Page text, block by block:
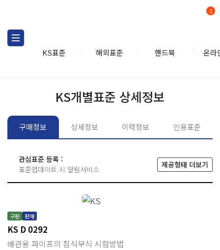
KS표준 해외표준 핸드북 온라
0
KS개별표준 상세정보
구매정보 상세정보 이력정보 인용표준
관심표준 등록 :
표준업데이트 시 알림서비스
제공형태 더보기
구판 판매
KS D 0292
배관용 파이프의 침식부식 시험방법